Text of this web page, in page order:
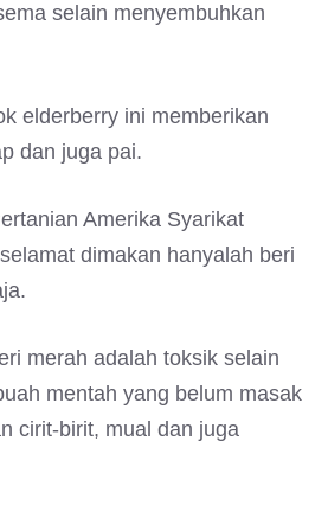
selain menyembuhkan
elderberry ini memberikan
dan juga pai.
Amerika Syarikat
dimakan hanyalah beri
merah adalah toksik selain
mentah yang belum masak
cirit-birit, mual dan juga